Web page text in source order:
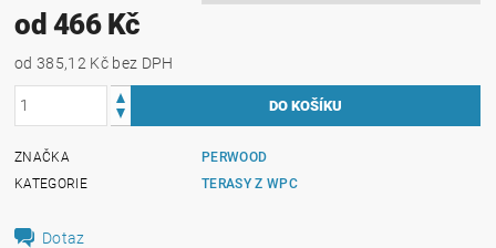
od 466 Kč
od 385,12 Kč bez DPH
ZNAČKA
PERWOOD
KATEGORIE
TERASY Z WPC
Dotaz